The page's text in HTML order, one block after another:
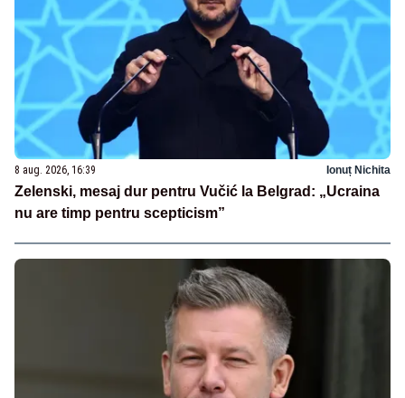
8 aug. 2026, 16:39 Ionuț Nichita
Zelenski, mesaj dur pentru Vučić la Belgrad: „Ucraina
nu are timp pentru scepticism”